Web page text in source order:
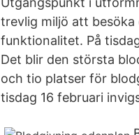
trevlig miljö att
funktionalitet. På
Det blir den största
och tio platser för
tisdag 16 februari